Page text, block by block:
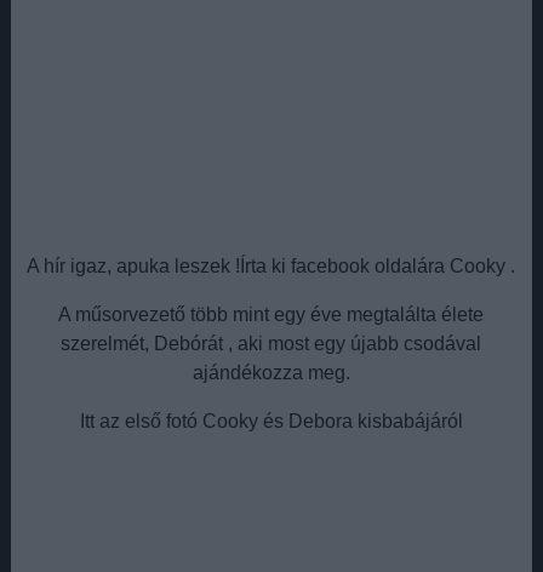
A hír igaz, apuka leszek !Írta ki facebook oldalára Cooky .
A műsorvezető több mint egy éve megtalálta élete
szerelmét, Debórát , aki most egy újabb csodával
ajándékozza meg.
Itt az első fotó Cooky és Debora kisbabájáról